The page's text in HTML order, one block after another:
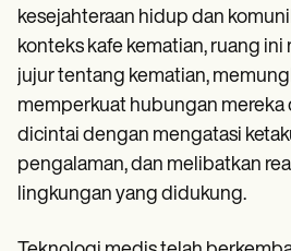
kesejahteraan hidup dan
konteks kafe kematian, ruang
jujur tentang kematian,
memperkuat hubungan mereka
dicintai dengan mengatasi
pengalaman, dan melibatkan
lingkungan yang didukung.